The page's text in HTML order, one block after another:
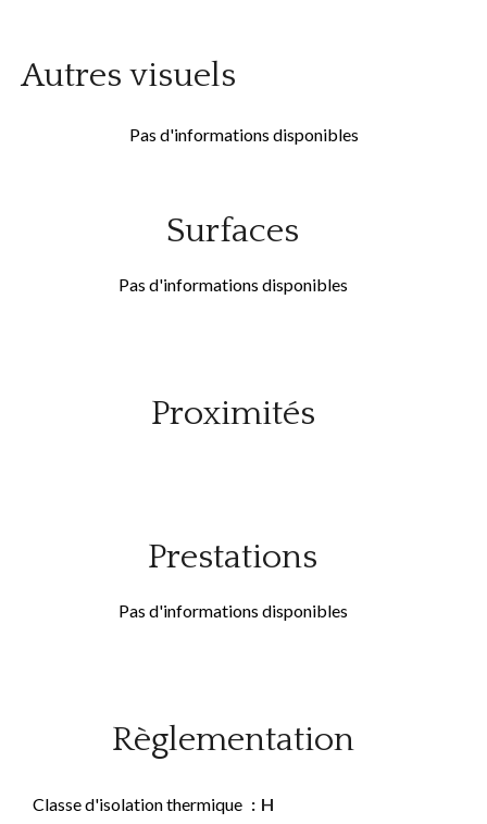
Autres visuels
Pas d'informations disponibles
Surfaces
Pas d'informations disponibles
Proximités
Prestations
Pas d'informations disponibles
Règlementation
Classe d'isolation thermique H